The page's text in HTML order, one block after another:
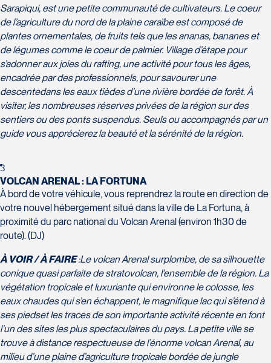
Sarapiqui, est une petite communauté de cultivateurs. Le coeur
de l’agriculture du nord de la plaine caraïbe est composé de
plantes ornementales, de fruits tels que les ananas, bananes et
de légumes comme le coeur de palmier. Village d’étape pour
s’adonner aux joies du rafting, une activité pour tous les âges,
encadrée par des professionnels, pour savourer une
descentedans les eaux tièdes d’une rivière bordée de forêt. À
visiter, les nombreuses réserves privées de la région sur des
sentiers ou des ponts suspendus. Seuls ou accompagnés par un
guide vous apprécierez la beauté et la sérénité de la région.
3
VOLCAN ARENAL : LA FORTUNA
À bord de votre véhicule, vous reprendrez la route en direction de
votre nouvel hébergement situé dans la ville de La Fortuna, à
proximité du parc national du Volcan Arenal (environ 1h30 de
route). (DJ)
À VOIR / À FAIRE:Le volcan Arenal surplombe, de sa silhouette
conique quasi parfaite de stratovolcan, l’ensemble de la région. La
végétation tropicale et luxuriante qui environne le colosse, les
eaux chaudes qui s’en échappent, le magnifique lac qui s’étend à
ses piedset les traces de son importante activité récente en font
l’un des sites les plus spectaculaires du pays. La petite ville se
trouve à distance respectueuse de l’énorme volcan Arenal, au
milieu d’une plaine d’agriculture tropicale bordée de jungle
Voyages Nouveau-Monde
420 Boulevard Manseau
Joliette
J6E 3E1
Tél :450-755-5557 / 1-877-751-5557
Voyages Terre et Monde
1460 Chemin Gascon
Terrebonne
J6X 2Z5
Voyages des Laurentides
939 Boulevard Albiny-Paquette
Mont-Laurier
J9L 3J1
Tél :819-623-2511 / 1-866-385-2511
Club Voyages Orientation
1001 Boulevard de Montarville - local 39
Boucherville
J4B 6P5
Tél :450-655-1855 / 1-866-655-5736
Granby
J2G 2Y4
Tél :450-372-4444
Voyages Action
230 Boulevard Sir-Wilfrid-Laurier
Beloeil
J3G 4G7
Tél :450-464-0363 / 1-800-331-0363
La Forfaiterie Voyages
5401 Boulevard Des Galeries - Local 104
(porte H)
Québec
G2K 1N4
Tél :418-652-2400 / 1-888-848-1518
Le Voyagiste de Québec
3229 Chemin des Quatre-Bourgeois -
Suite 120QuébecG1W 0C1
Voyages CAA Place de la Cité
2600 Boulevard Laurier #133, Place de la
Cité